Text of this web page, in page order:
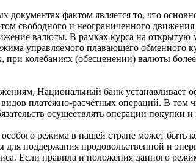
фактом является то, что
свободного и неограниченного
валюты. В рамках курса на
управляемого плавающего обменного
колебаниях (обесценении) валюты
Национальный банк
платёжно-расчётных операций. В
осуществлять операции покупки
режима в нашей стране может быть
поддержания продовольственной и
Если правила и положения данного